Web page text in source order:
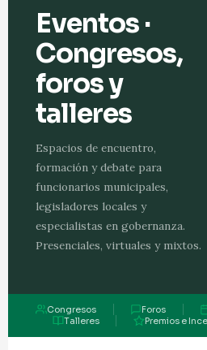
Eventos ·
Congresos,
foros y
talleres
Espacios de encuentro,
formación y debate para
funcionarios municipales,
legisladores locales y
especialistas en gobernanza.
Presenciales, virtuales y mixtos.
Congresos Foros
Talleres
Premios e